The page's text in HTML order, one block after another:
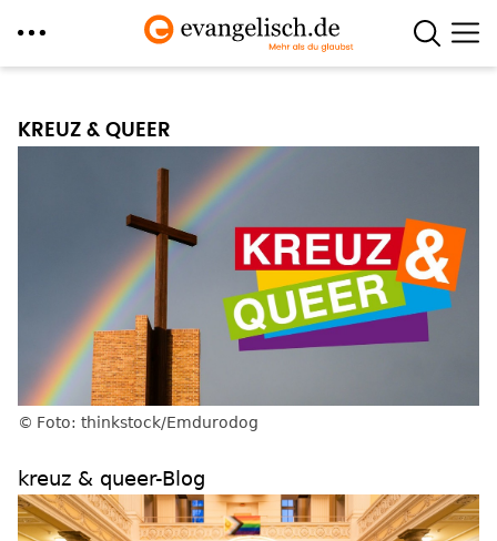
Inhalt
KREUZ & QUEER
Foto: thinkstock/Emdurodog
kreuz & queer-Blog